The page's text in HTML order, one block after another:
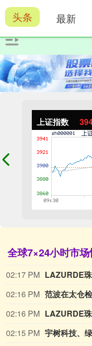
上证指数
全球7×24小时市
02:17 PM
02:16 PM 范波在太仓
02:16 PM LAZURDE珠
02:15 PM 宇树科技、
头条 最新